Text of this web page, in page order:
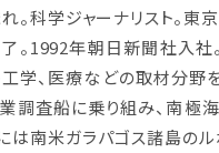
。科学ジャーナリスト。東
。1992年朝日新聞社入社
工学、医療などの取材分野
調査船に乗り組み、南極
は南米ガラパゴス諸島のル